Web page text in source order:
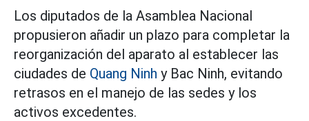
Los diputados de la Asamblea Nacional
propusieron añadir un plazo para completar la
reorganización del aparato al establecer las
ciudades de Quang Ninh y Bac Ninh, evitando
retrasos en el manejo de las sedes y los
activos excedentes.